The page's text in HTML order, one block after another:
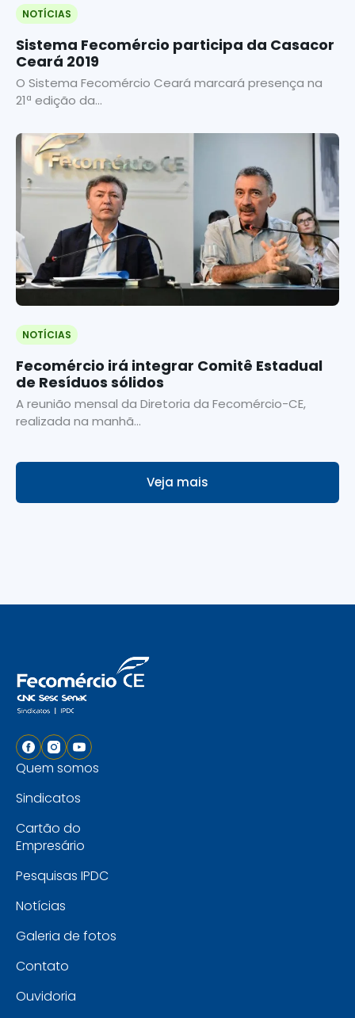
NOTÍCIAS
Sistema Fecomércio participa da Casacor
Ceará 2019
O Sistema Fecomércio Ceará marcará presença na
21ª edição da...
NOTÍCIAS
Fecomércio irá integrar Comitê Estadual
de Resíduos sólidos
A reunião mensal da Diretoria da Fecomércio-CE,
realizada na manhã...
Veja mais
Quem somos
Sindicatos
Cartão do
Empresário
Pesquisas IPDC
Notícias
Galeria de fotos
Contato
Ouvidoria